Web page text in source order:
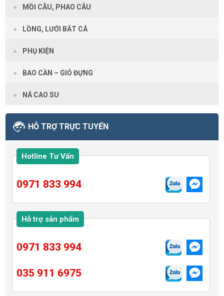
MỒI CÂU, PHAO CÂU
LỒNG, LƯỚI BẮT CÁ
PHỤ KIỆN
BAO CẦN – GIỎ ĐỰNG
NÁ CAO SU
HỖ TRỢ TRỰC TUYẾN
Hotline Tư Vấn
0971 833 994
Hỗ trợ sản phẩm
0971 833 994
035 911 6975